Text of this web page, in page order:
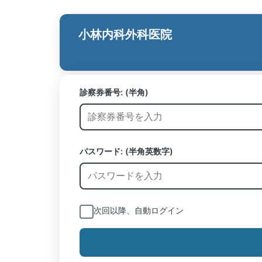
小林内科外科医院
診察券番号: (半角)
パスワード: (半角英数字)
次回以降、自動ログイン